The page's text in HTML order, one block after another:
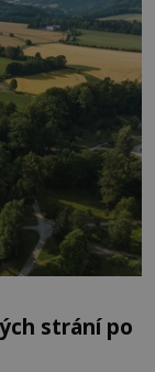
strání po